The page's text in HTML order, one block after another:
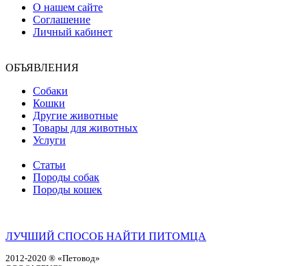
О нашем сайте
Соглашение
Личный кабинет
ОБЪЯВЛЕНИЯ
Собаки
Кошки
Другие животные
Товары для животных
Услуги
Статьи
Породы собак
Породы кошек
ЛУЧШИЙ СПОСОБ НАЙТИ ПИТОМЦА
2012-2020 ® «Петовод»